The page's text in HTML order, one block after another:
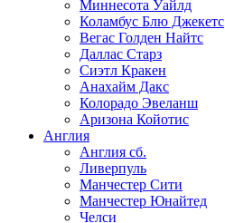
Миннесота Уайлд
Коламбус Блю Джекетс
Вегас Голден Найтс
Даллас Старз
Сиэтл Кракен
Анахайм Дакс
Колорадо Эвеланш
Аризона Койотис
Англия
Англия сб.
Ливерпуль
Манчестер Сити
Манчестер Юнайтед
Челси